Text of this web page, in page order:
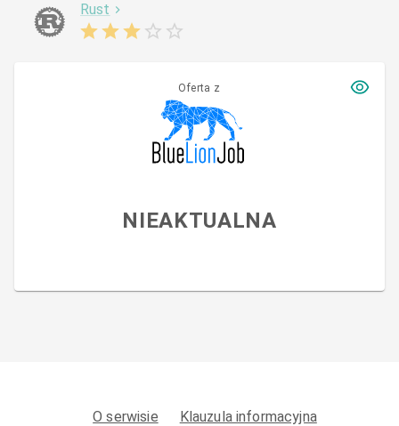
Rust
Oferta z
NIEAKTUALNA
O serwisie Klauzula informacyjna